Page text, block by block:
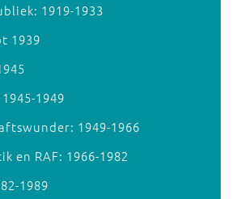
1919-1933
1939
1949
1949-1966
en RAF: 1966-1982
1989